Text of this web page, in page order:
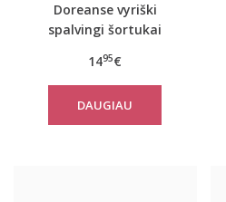
Doreanse vyriški
spalvingi šortukai
1495€
DAUGIAU